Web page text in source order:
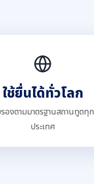
ใช้ยื่นได้ทั่วโลก
องตามมาตรฐานสถานทูตทุก
ประเทศ